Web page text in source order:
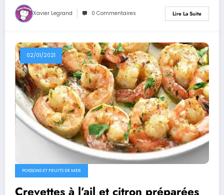
Xavier Legrand 0 Commentaires Lire La Suite
02/01/2021
POISSONS ET FRUITS DE MER
Crevettes à l’ail et citron préparées